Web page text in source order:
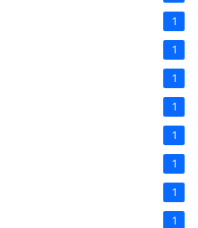
1
1
1
1
1
1
1
1